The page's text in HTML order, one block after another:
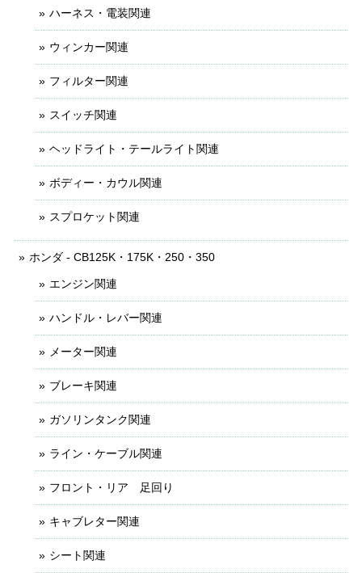
ハーネス・電装関連
ウィンカー関連
フィルター関連
スイッチ関連
ヘッドライト・テールライト関連
ボディー・カウル関連
スプロケット関連
ホンダ - CB125K・175K・250・350
エンジン関連
ハンドル・レバー関連
メーター関連
ブレーキ関連
ガソリンタンク関連
ライン・ケーブル関連
フロント・リア 足回り
キャブレター関連
シート関連